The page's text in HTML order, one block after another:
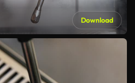
Download